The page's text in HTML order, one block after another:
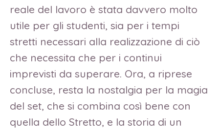
reale del lavoro è stata davvero molto
utile per gli studenti, sia per i tempi
stretti necessari alla realizzazione di ciò
che necessita che per i continui
imprevisti da superare. Ora, a riprese
concluse, resta la nostalgia per la magia
del set, che si combina così bene con
quella dello Stretto, e la storia di un